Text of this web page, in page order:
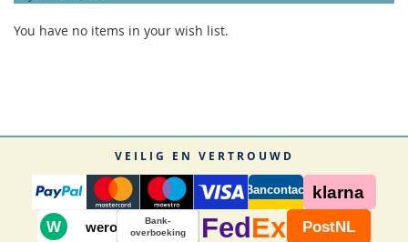
You have no items in your wish list.
VEILIG EN VERTROUWD
Bancontact klarna
W wero
Bank-
overboeking
Fed Ex PostNL